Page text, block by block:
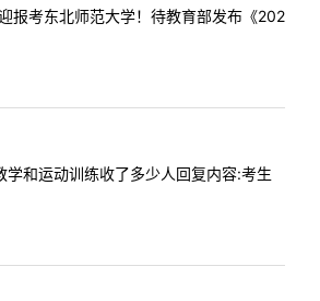
考东北师范大学！待教育部发布《202
和运动训练收了多少人回复内容:考生